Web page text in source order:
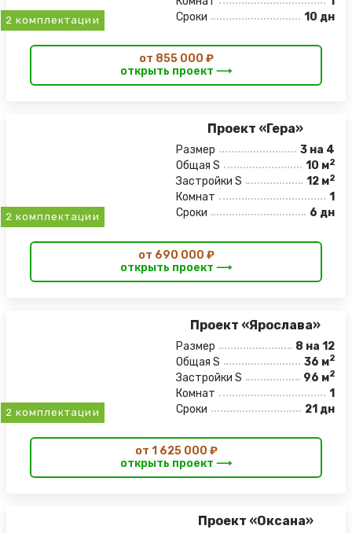
2 комплектации
Сроки
10 дн
от 855 000 ₽
открыть проект ⟶
2 комплектации
Проект «Гера»
Размер
3 на 4
Общая S
10 м2
Застройки S 12 м2
Комнат
1
Сроки
6 дн
от 690 000 ₽
открыть проект ⟶
2 комплектации
Проект «Ярослава»
Размер
8 на 12
Общая S
36 м2
Застройки S 96 м2
Комнат
1
Сроки
21 дн
от 1 625 000 ₽
открыть проект ⟶
Проект «Оксана»